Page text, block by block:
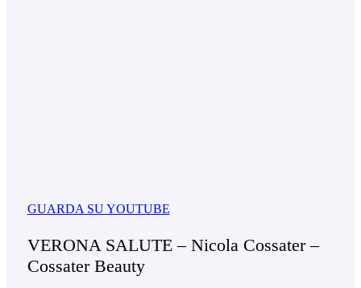
GUARDA SU YOUTUBE
VERONA SALUTE – Nicola Cossater –
Cossater Beauty